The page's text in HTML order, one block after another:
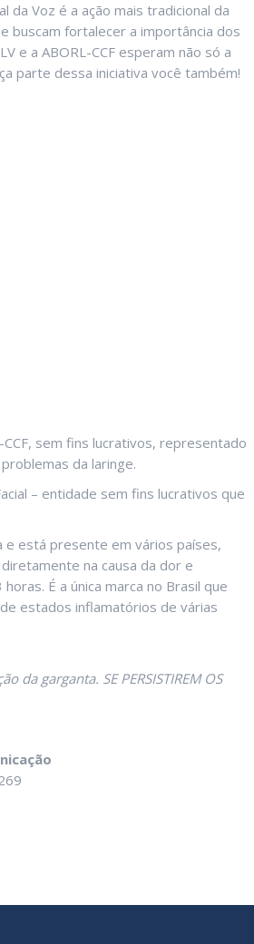
da Voz é a ação mais tradicional da
buscam fortalecer a importância dos
e a ABORL-CCF esperam não só a
parte dessa iniciativa você também!
sem fins lucrativos, representado
da laringe.
– entidade sem fins lucrativos que
está presente em vários países,
na causa da dor e
É a única marca no Brasil que
estados inflamatórios de várias
garganta. SE PERSISTIREM OS